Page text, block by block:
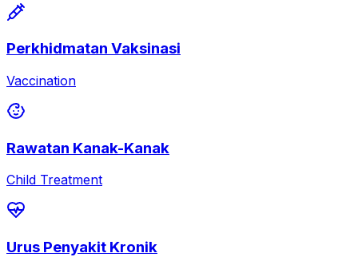
Perkhidmatan Vaksinasi
Vaccination
Rawatan Kanak-Kanak
Child Treatment
Urus Penyakit Kronik